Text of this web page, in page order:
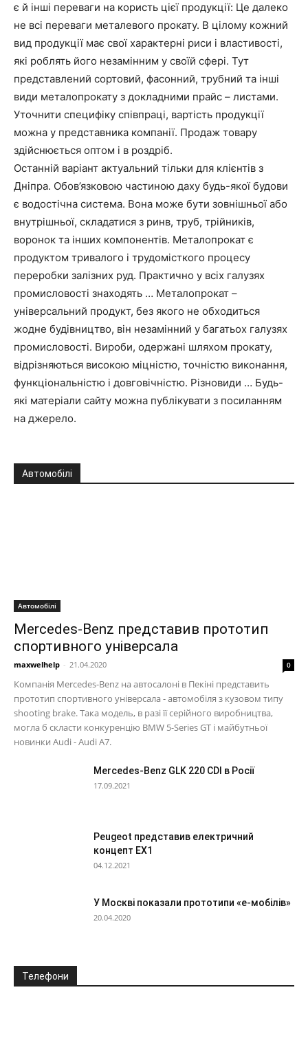
є й інші переваги на користь цієї продукції: Це далеко
не всі переваги металевого прокату. В цілому кожний
вид продукції має свої характерні риси і властивості,
які роблять його незамінним у своїй сфері. Тут
представлений сортовий, фасонний, трубний та інші
види металопрокату з докладними прайс – листами.
Уточнити специфіку співпраці, вартість продукції
можна у представника компанії. Продаж товару
здійснюється оптом і в роздріб.
Останній варіант актуальний тільки для клієнтів з
Дніпра. Обов’язковою частиною даху будь-якої будови
є водостічна система. Вона може бути зовнішньої або
внутрішньої, складатися з ринв, труб, трійників,
воронок та інших компонентів. Металопрокат є
продуктом тривалого і трудомісткого процесу
переробки залізних руд. Практично у всіх галузях
промисловості знаходять … Металопрокат –
універсальний продукт, без якого не обходиться
жодне будівництво, він незамінний у багатьох галузях
промисловості. Вироби, одержані шляхом прокату,
відрізняються високою міцністю, точністю виконання,
функціональністю і довговічністю. Різновиди … Будь-
які матеріали сайту можна публікувати з посиланням
на джерело.
Автомобілі
Автомобілі
Mercedes-Benz представив прототип
спортивного універсала
maxwelhelp - 21.04.2020 0
Компанія Mercedes-Benz на автосалоні в Пекіні представить
прототип спортивного універсала - автомобіля з кузовом типу
shooting brake. Така модель, в разі її серійного виробництва,
могла б скласти конкуренцію BMW 5-Series GT і майбутньої
новинки Audi - Audi A7.
Mercedes-Benz GLK 220 CDI в Росії
17.09.2021
Peugeot представив електричний
концепт EX1
04.12.2021
У Москві показали прототипи «е-мобілів»
20.04.2020
Телефони